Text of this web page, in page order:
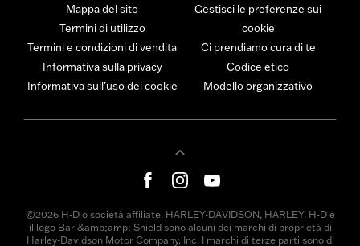
Mappa del sito
Termini di utilizzo
Termini e condizioni di vendita
Informativa sulla privacy
Informativa sull’uso dei cookie
Gestisci le preferenze sui
cookie
Ci prendiamo cura di te
Codice etico
Modello organizzativo
©2026 H-D o società affiliate. HARLEY-DAVIDSON, HARLEY, H-D e
il logo Bar &amp;amp; Shield sono alcuni dei marchi di proprietà di
Harley-Davidson Motor Company, Inc. I marchi di terze parti sono di